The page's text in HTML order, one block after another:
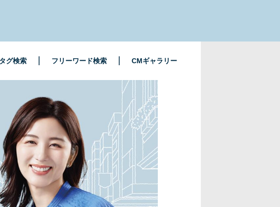
タグ検索 フリーワード検索 CMギャラリー